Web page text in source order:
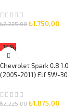
Yağlı Bakım Seti 3 Parça
Set
₺2.225,00₺1.750,00
-16%
Chevrolet Spark 0.8 1.0
(2005-2011) Elf 5W-30
Bakım Seti 3 Parça Set
₺2.225,00₺1.875,00